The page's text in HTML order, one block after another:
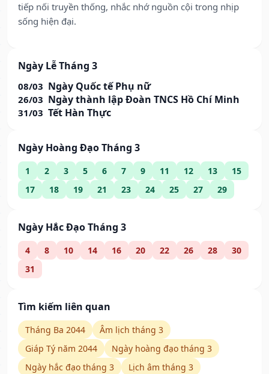
tiếp nối truyền thống, nhắc nhớ nguồn cội trong nhịp
sống hiện đại.
Ngày Lễ Tháng 3
08/03 Ngày Quốc tế Phụ nữ
26/03 Ngày thành lập Đoàn TNCS Hồ Chí Minh
31/03 Tết Hàn Thực
Ngày Hoàng Đạo Tháng 3
1 2 3 5 6 7 9 11 12 13
15
17
18 19 21 23 24 25 27 29
Ngày Hắc Đạo Tháng 3
4 8 10 14 16 20 22 26 28
30
31
Tìm kiếm liên quan
Tháng Ba 2044
Âm lịch tháng 3
Giáp Tý năm 2044
Ngày hoàng đạo tháng 3
Ngày hắc đạo tháng 3
Lịch âm tháng 3